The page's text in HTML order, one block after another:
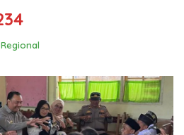
Regional